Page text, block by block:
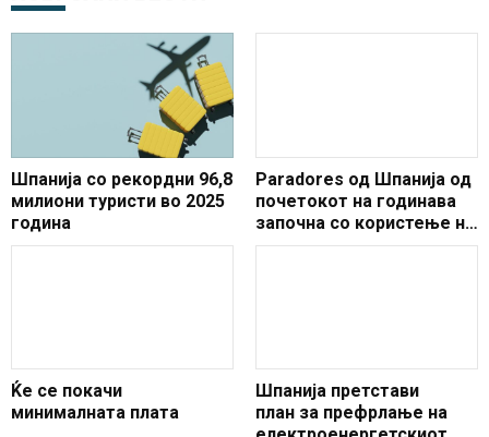
Шпанија со рекордни 96,8
милиони туристи во 2025
година
Paradores од Шпанија од
почетокот на годинава
започна со користење на
обновливи извори на
Ќе се покачи
минималната плата
Шпанија претстави
план за префрлање на